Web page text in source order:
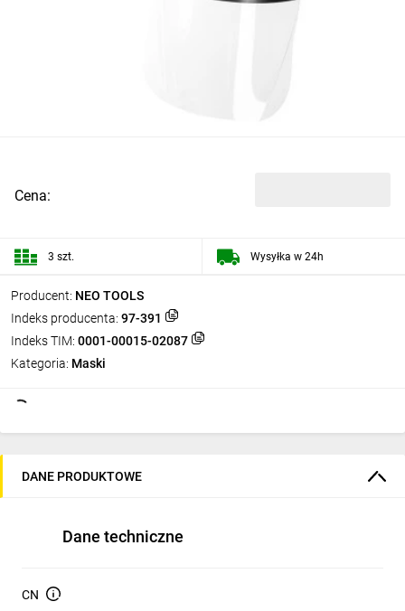
Producent: NEO TOOLS
Indeks producenta: 97-391
Indeks TIM: 0001-00015-02087
Kategoria: Maski
Cena:
3 szt. Wysyłka w 24h
DANE PRODUKTOWE
Dane techniczne
CN